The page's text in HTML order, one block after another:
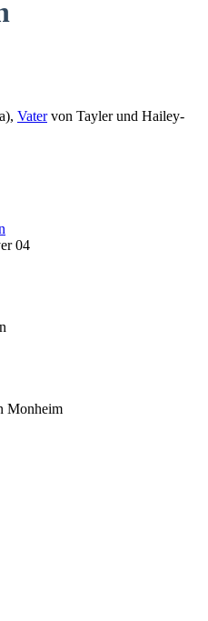
Vatervon Tayler und Hailey-
04
Monheim